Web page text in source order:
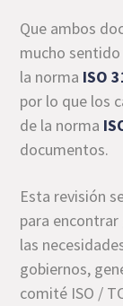
Que ambos
mucho
la norma ISO
por lo que los
de la norma
documentos.
Esta revisión
para
las
gobiernos,
comité ISO /